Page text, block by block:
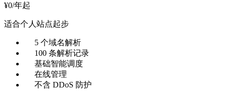
¥0/年起
适合个人站点起步
5 个域名解析
100 条解析记录
基础智能调度
在线管理
不含 DDoS 防护